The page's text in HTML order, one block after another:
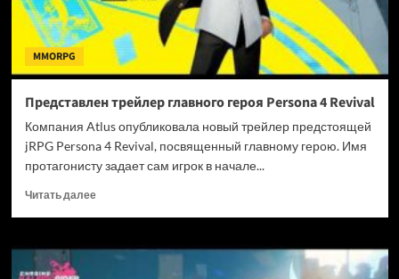
возвращения
к
истокам
MMORPG
Представлен трейлер главного героя Persona 4 Revival
Компания Atlus опубликовала новый трейлер предстоящей
jRPG Persona 4 Revival, посвященный главному герою. Имя
протагонисту задает сам игрок в начале...
Читать далееПрочитать